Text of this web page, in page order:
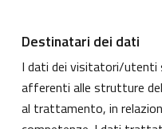
Destinatari dei dati
I dati dei visitatori/
afferenti alle strutture
al trattamento, in